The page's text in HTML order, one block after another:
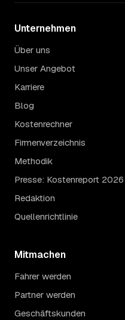
Unternehmen
Über uns
Unser Angebot
Karriere
Blog
Kostenrechner
Firmenverzeichnis
Methodik
Presse: Kostenreport 2026
Redaktion
Quellenrichtlinie
Mitmachen
Fahrer werden
Partner werden
Geschäftskunden